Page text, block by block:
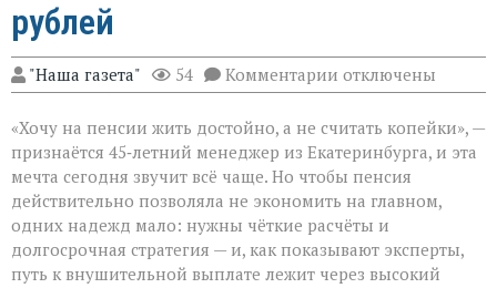
рублей
"Наша газета" 54 Комментарии к
записи
мечты:
что
нужно,
чтобы
получать
130
тысяч
рублей
отключены
«Хочу на пенсии жить достойно, а не считать копейки», —
признаётся 45‑летний менеджер из Екатеринбурга, и эта
мечта сегодня звучит всё чаще. Но чтобы пенсия
действительно позволяла не экономить на главном,
одних надежд мало: нужны чёткие расчёты и
долгосрочная стратегия — и, как показывают эксперты,
путь к внушительной выплате лежит через высокий